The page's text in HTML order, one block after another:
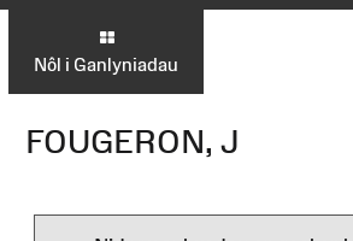
Nôl i Ganlyniadau
FOUGERON, J